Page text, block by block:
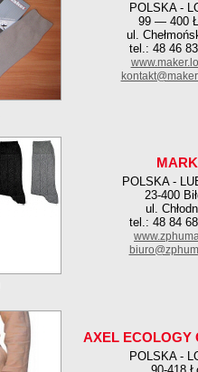
POLSKA -
99 — 400
ul.
tel.: 48 46
POLSKA -
23-400
ul.
tel.: 48 84
AXEL ECOLOGY
POLSKA -